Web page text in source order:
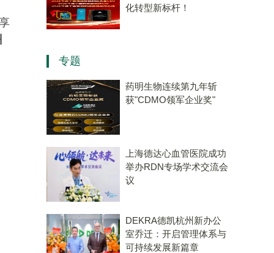
化转型新标杆！
专题
药明生物连续第九年斩
获"CDMO领军企业奖"
上海德达心血管医院成功
举办RDN专场学术交流会
议
DEKRA德凯杭州新办公
室乔迁：开启管理体系与
可持续发展新篇章